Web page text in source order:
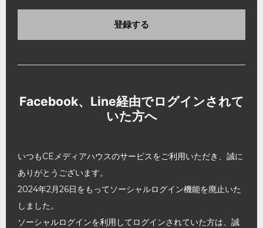
登録する
Facebook、Line経由でログインされて
いた方へ
いつもCEメディアハウスのサービスをご利用いただき、誠に
ありがとうございます。
2024年2月26日をもってソーシャルログイン機能を廃止いた
しました。
ソーシャルログインを利用してログインされていた方は、誠